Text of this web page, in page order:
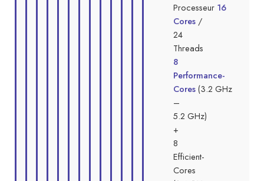
Processeur 16
Cores /
24
Threads
8
Performance-
Cores(3.2 GHz
–
5.2 GHz)
+
8
Efficient-
Cores